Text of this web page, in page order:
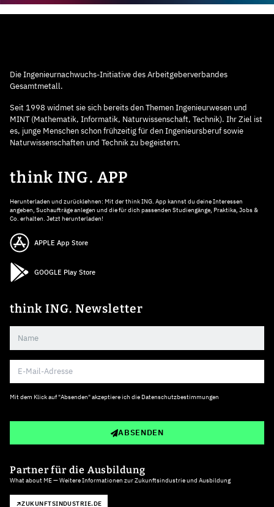
Die Ingenieurnachwuchs-Initiative des Arbeitgeberverbandes
Gesamtmetall.
Seit 1998 widmet sie sich bereits den Themen Ingenieurwesen und
MINT (Mathematik, Informatik, Naturwissenschaft, Technik). Ihr Ziel ist
es, junge Menschen schon frühzeitig für den Ingenieursberuf sowie
Naturwissenschaften und Technik zu begeistern.
think ING. APP
Herunterladen und zurücklehnen: Mit der think ING. App kannst du deine Interessen
angeben, Suchaufträge anlegen und die für dich passenden Studiengänge, Praktika, Jobs &
Co. erhalten. Jetzt herunterladen!
APPLE App Store
GOOGLE Play Store
think ING. Newsletter
Mit dem Klick auf "Absenden" akzeptiere ich die Datenschutzbestimmungen
ABSENDEN
Partner für die Ausbildung
What about ME — Weitere Informationen zur Zukunftsindustrie und Ausbildung
ZUKUNFTSINDUSTRIE.DE